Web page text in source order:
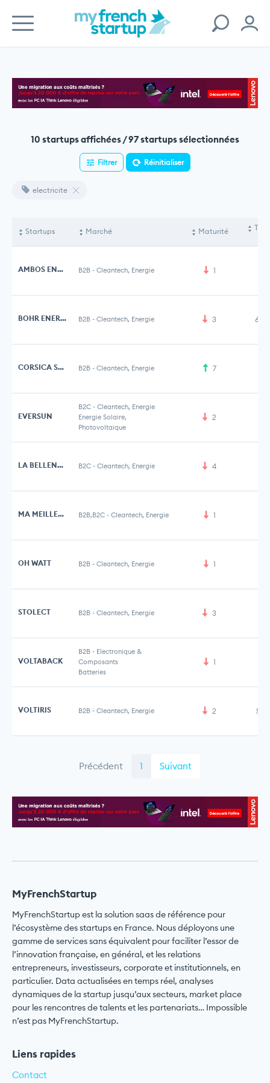
10 startups affichées / 97 startups sélectionnées
Filtrer Réinitialiser
electricite
Startups Marché Maturité
AMBOS ENERGY B2B - Cleantech, Energie 1
BOHR ENERGIE B2B - Cleantech, Energie 3
CORSICA SOLE B2B - Cleantech, Energie 7
EVERSUN
B2C - Cleantech, Energie
Energie Solaire,
Photovoltaique
2
LA BELLENERGIE B2C - Cleantech, Energie 4
MA MEILLEURE ENERGIE B2B,B2C - Cleantech, Energie 1
OH WATT B2B - Cleantech, Energie 1
STOLECT B2B - Cleantech, Energie 3
VOLTABACK
B2B - Electronique &
Composants
Batteries
1
VOLTIRIS B2B - Cleantech, Energie 2
Précédent 1 Suivant
MyFrenchStartup
MyFrenchStartup est la solution saas de référence pour
l’écosystème des startups en France. Nous déployons une
gamme de services sans équivalent pour faciliter l’essor de
l’innovation française, en général, et les relations
entrepreneurs, investisseurs, corporate et institutionnels, en
particulier. Data actualisées en temps réel, analyses
dynamiques de la startup jusqu’aux secteurs, market place
pour les rencontres de talents et les partenariats… Impossible
n’est pas MyFrenchStartup.
Liens rapides
Contact